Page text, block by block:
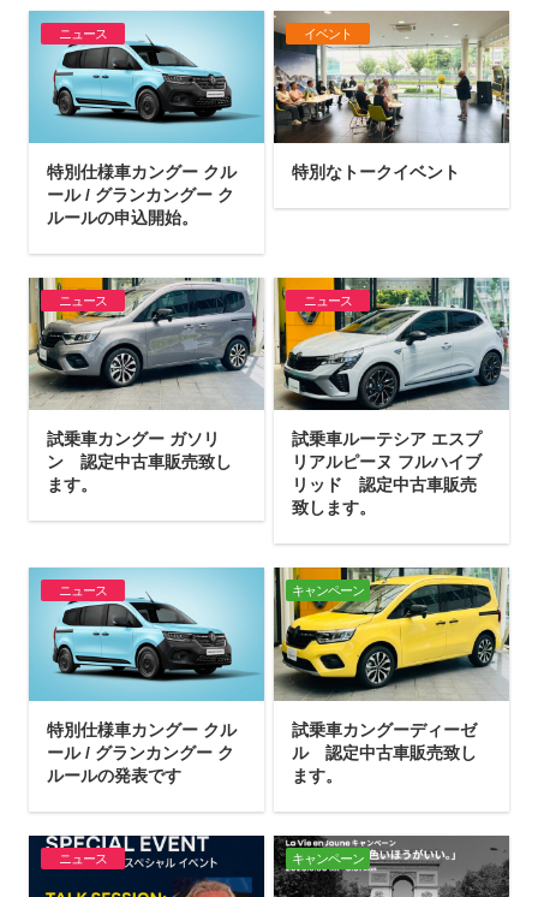
ニュース
特別仕様車カングー クル
ール / グランカングー ク
ルールの申込開始。
イベント
特別なトークイベント
ニュース
試乗車カングー ガソリ
ン 認定中古車販売致し
ます。
ニュース
試乗車ルーテシア エスプ
リアルピーヌ フルハイブ
リッド 認定中古車販売
致します。
ニュース
特別仕様車カングー クル
ール / グランカングー ク
ルールの発表です
キャンペーン
試乗車カングーディーゼ
ル 認定中古車販売致し
ます。
ニュース キャンペーン